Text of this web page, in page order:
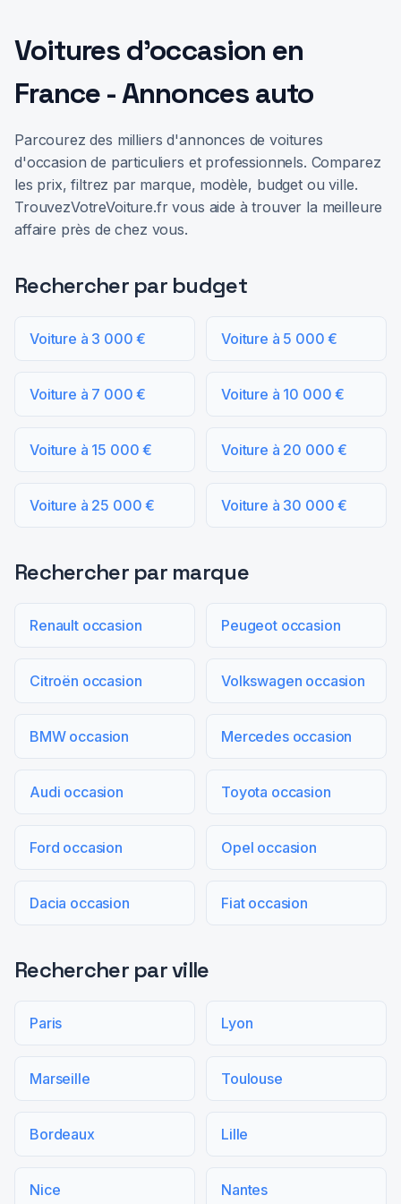
Voitures d'occasion en
France - Annonces auto
Parcourez des milliers d'annonces de voitures
d'occasion de particuliers et professionnels. Comparez
les prix, filtrez par marque, modèle, budget ou ville.
TrouvezVotreVoiture.fr vous aide à trouver la meilleure
affaire près de chez vous.
Rechercher par budget
Voiture à 3 000 € Voiture à 5 000 €
Voiture à 7 000 € Voiture à 10 000 €
Voiture à 15 000 € Voiture à 20 000 €
Voiture à 25 000 € Voiture à 30 000 €
Rechercher par marque
Renault occasion Peugeot occasion
Citroën occasion Volkswagen occasion
BMW occasion Mercedes occasion
Audi occasion Toyota occasion
Ford occasion Opel occasion
Dacia occasion Fiat occasion
Rechercher par ville
Paris Lyon
Marseille Toulouse
Bordeaux Lille
Nice Nantes